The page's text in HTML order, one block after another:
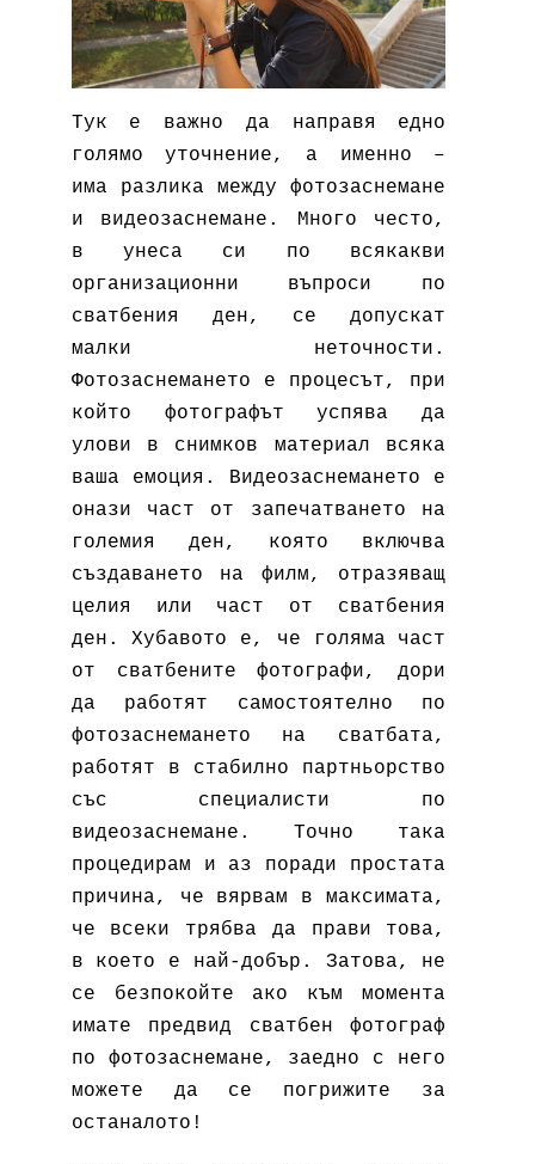
Тук е важно да направя едно
голямо уточнение, а именно –
има разлика между фотозаснемане
и видеозаснемане. Много често,
в унеса си по всякакви
организационни въпроси по
сватбения ден, се допускат
малки неточности.
Фотозаснемането е процесът, при
който фотографът успява да
улови в снимков материал всяка
ваша емоция. Видеозаснемането е
онази част от запечатването на
големия ден, която включва
създаването на филм, отразяващ
целия или част от сватбения
ден. Хубавото е, че голяма част
от сватбените фотографи, дори
да работят самостоятелно по
фотозаснемането на сватбата,
работят в стабилно партньорство
със специалисти по
видеозаснемане. Точно така
процедирам и аз поради простата
причина, че вярвам в максимата,
че всеки трябва да прави това,
в което е най-добър. Затова, не
се безпокойте ако към момента
имате предвид сватбен фотограф
по фотозаснемане, заедно с него
можете да се погрижите за
останалото!